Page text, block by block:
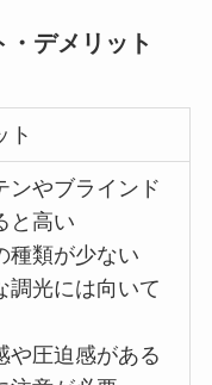
デメリット
ト
ンやブラインド
と高い
種類が少ない
調光には向いて
や圧迫感がある